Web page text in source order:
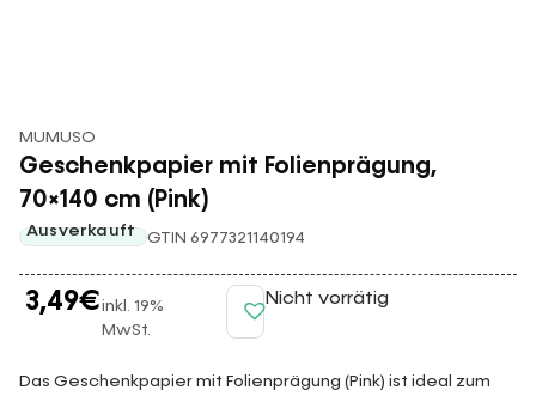
MUMUSO
Geschenkpapier mit Folienprägung,
70×140 cm (Pink)
Ausverkauft GTIN 6977321140194
3,49€inkl. 19%
MwSt.
Nicht vorrätig
Das Geschenkpapier mit Folienprägung (Pink) ist ideal zum